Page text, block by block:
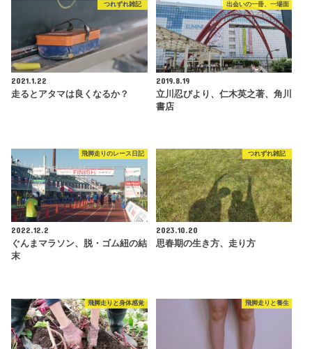
つれずれ雑記
2021.1.22
走るとアタマは良くなるか？
出会いの一冊、一場面
2019.8.19
立川忍びより、仁木英之著、角川
書店
飛脚走りのレース日記
2022.12.2
ぐんまマラソン、脱・ゴム紐の結
末
つれずれ雑記
2023.10.20
思春期の生き方、走り方
飛脚走りと身体感覚 飛脚走りと養生